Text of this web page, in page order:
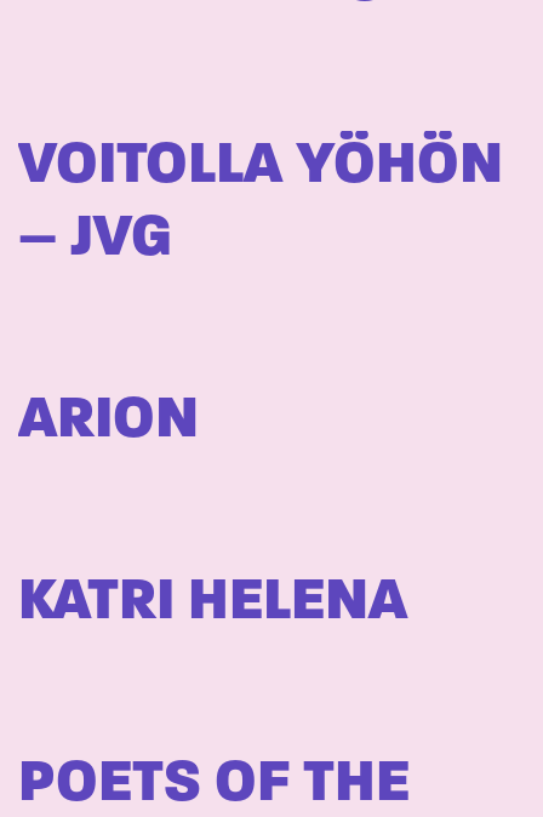
VOITOLLA YÖHÖN
– JVG
ARION
KATRI HELENA
POETS OF THE